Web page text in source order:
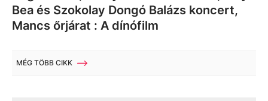
Bea és Szokolay Dongó Balázs koncert,
Mancs őrjárat : A dínófilm
MÉG TÖBB CIKK